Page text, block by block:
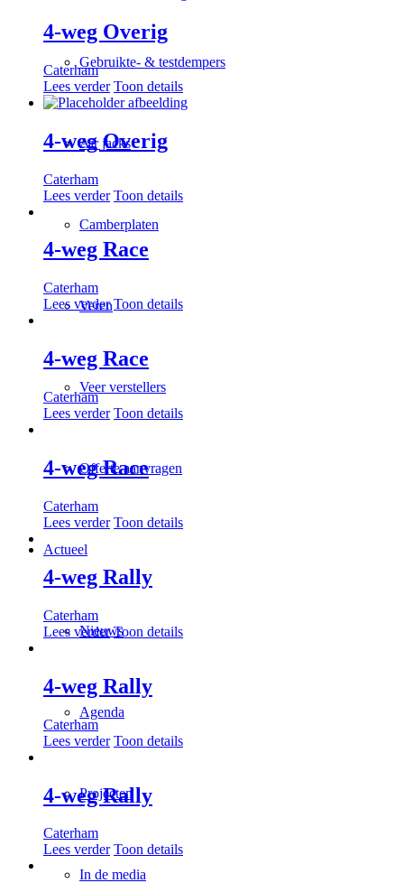
Gebruikte- & testdempers
Air jacks
Camberplaten
Veren
Veer verstellers
Offerte aanvragen
Actueel
Nieuws
Agenda
Projecten
In de media
4-weg Overig
Caterham
Lees verder Toon details
4-weg Overig
Caterham
Lees verder Toon details
4-weg Race
Caterham
Lees verder Toon details
4-weg Race
Caterham
Lees verder Toon details
4-weg Race
Caterham
Lees verder Toon details
4-weg Rally
Caterham
Lees verder Toon details
4-weg Rally
Caterham
Lees verder Toon details
4-weg Rally
Caterham
Lees verder Toon details